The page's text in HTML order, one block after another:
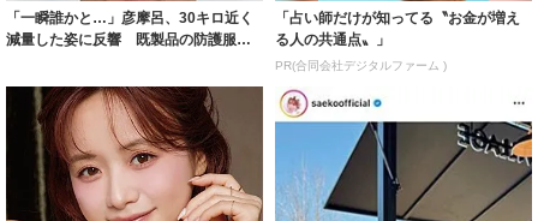
「一瞬誰かと…」彦摩呂、30キロ近く
減量した姿に反響 既製品の防護服が
「占い師だけが知ってる〝お金が増え
る人の共通点〟」
PR(合同会社デジタルファーム )